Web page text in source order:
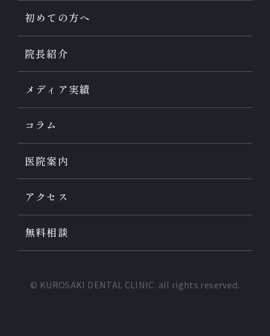
初めての方へ
院長紹介
メディア実績
コラム
医院案内
アクセス
無料相談
© KUROSAKI DENTAL CLINIC. all rights reserved.